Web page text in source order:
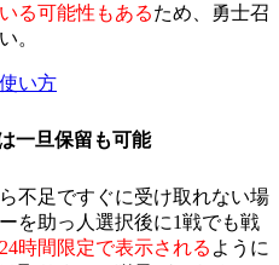
る可能性もあるため、勇士召
。
い方
一旦保留も可能
不足ですぐに受け取れない場
を助っ人選択後に1戦でも戦
時間限定で表示される ように